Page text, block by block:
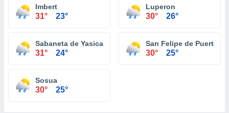
Imbert
31° 23°
Luperon
30° 26°
Sabaneta de Yasica
31° 24°
San Felipe de Puerto
30° 25°
Sosua
30° 25°